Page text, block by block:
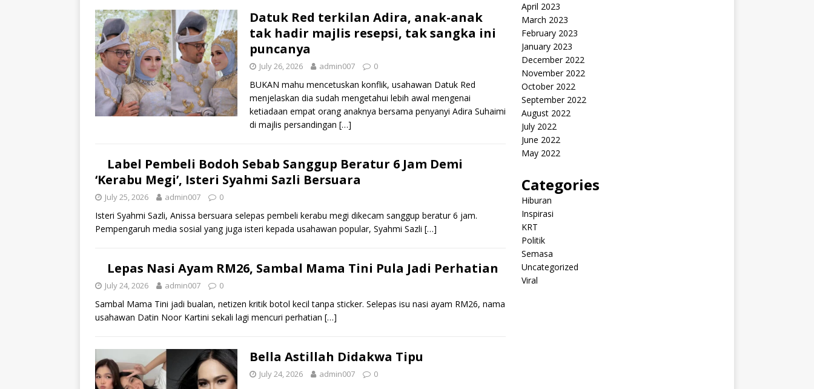
Datuk Red terkilan Adira, anak-anak
tak hadir majlis resepsi, tak sangka ini
puncanya
July 26, 2026 admin007 0
BUKAN mahu mencetuskan konflik, usahawan Datuk Red
menjelaskan dia sudah mengetahui lebih awal mengenai
ketiadaan empat orang anaknya bersama penyanyi Adira Suhaimi
di majlis persandingan […]
Label Pembeli Bodoh Sebab Sanggup Beratur 6 Jam Demi
‘Kerabu Megi’, Isteri Syahmi Sazli Bersuara
July 25, 2026 admin007 0
Isteri Syahmi Sazli, Anissa bersuara selepas pembeli kerabu megi dikecam sanggup beratur 6 jam.
Pempengaruh media sosial yang juga isteri kepada usahawan popular, Syahmi Sazli […]
Lepas Nasi Ayam RM26, Sambal Mama Tini Pula Jadi Perhatian
July 24, 2026 admin007 0
Sambal Mama Tini jadi bualan, netizen kritik botol kecil tanpa sticker. Selepas isu nasi ayam RM26, nama
usahawan Datin Noor Kartini sekali lagi mencuri perhatian […]
Bella Astillah Didakwa Tipu
July 24, 2026 admin007 0
April 2023
March 2023
February 2023
January 2023
December 2022
November 2022
October 2022
September 2022
August 2022
July 2022
June 2022
May 2022
Categories
Hiburan
Inspirasi
KRT
Politik
Semasa
Uncategorized
Viral